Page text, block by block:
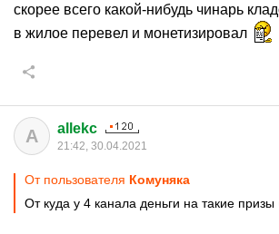
скорее всего какой-нибудь чинарь
в жилое перевел и монетизировал
A allekc
21:42, 30.04.2021
От пользователя Комуняка
От куда у 4 канала деньги на такие призы